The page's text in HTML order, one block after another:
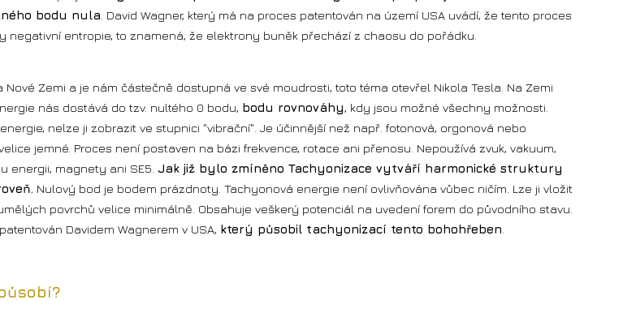
bodu nula . David Wagner, který má na proces patentován na území USA uvádí, že tento proces
negativní entropie, to znamená, že elektrony buněk přechází z chaosu do pořádku.
Zemi a je nám částečně dostupná ve své moudrosti, toto téma otevřel Nikola Tesla. Na Zemi
nás dostává do tzv. nultého 0 bodu, bodu rovnováhy, kdy jsou možné všechny možnosti.
nelze ji zobrazit ve stupnici "vibrační". Je účinnější než např. fotonová, orgonová nebo
jemné. Proces není postaven na bázi frekvence, rotace ani přenosu. Nepoužívá zvuk, vakuum,
energii, magnety ani SE5. Jak již bylo zmíněno Tachyonizace vytváří harmonické struktury
Nulový bod je bodem prázdnoty. Tachyonová energie není ovlivňována vůbec ničím. Lze ji vložit
povrchů velice minimálně. Obsahuje veškerý potenciál na uvedení forem do původního stavu.
Davidem Wagnerem v USA, který působil tachyonizací tento bohohřeben